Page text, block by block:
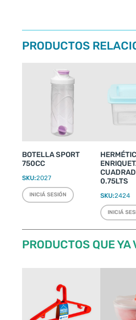
PRODUCTOS
BOTELLA SPORT
750CC
SKU:2027
INICIÁ SESIÓN
0.75LTS
SKU:2424
INICIÁ
PRODUCTOS QUE YA